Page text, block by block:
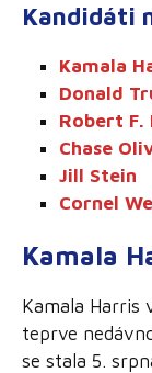
Kandidáti
Kamala
Donald
Robert F.
Chase
Jill Stein
Cornel
Kamala
Kamala Harris
teprve
se stala 5.